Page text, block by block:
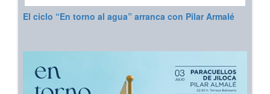
El ciclo “En torno al agua” arranca con Pilar Armalé